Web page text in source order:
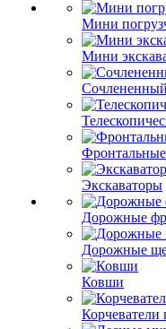
Мини
Мини
Экскаваторы
Дорожные
Дорожные
Ковши
Корчеватели